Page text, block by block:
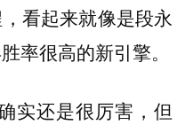
看起来就像是段永
率很高的新引擎。
实还是很厉害，但